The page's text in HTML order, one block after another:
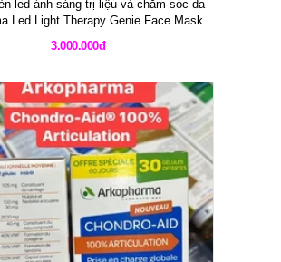
led ánh sáng trị liệu và chăm sóc da
Led Light Therapy Genie Face Mask
3.000.000đ